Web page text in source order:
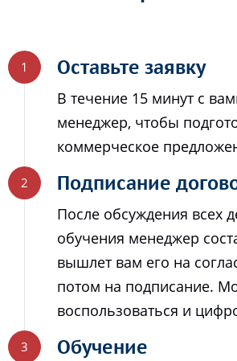
Оставьте заявку
В течение 15 минут с
менеджер, чтобы
коммерческое
Подписание
После обсуждения всех
обучения менеджер
вышлет вам его на
потом на подписание.
воспользоваться и
Обучение